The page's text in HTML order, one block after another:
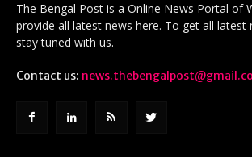
The Bengal Post is a Online News Portal of
provide all latest news here. To get all latest
stay tuned with us.
Contact us: